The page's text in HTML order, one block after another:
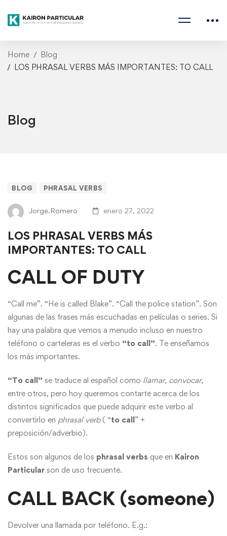
Home
Blog
LOS PHRASAL VERBS MÁS IMPORTANTES: TO CALL
Blog
LOS
PHRASAL
VERBS
MÁS
IMPORTANTES:
TO
CALL
BLOG PHRASAL VERBS
Jorge.Romero enero 27, 2022
LOS PHRASAL VERBS MÁS
IMPORTANTES: TO CALL
CALL OF DUTY
“Call me”. “He is called Blake”. “Call the police station”. Son
algunas de las frases más escuchadas en películas o series. Si
hay una palabra que vemos a menudo incluso en nuestro
teléfono o carteleras es el verbo “to call”. Te enseñamos
los más importantes.
“To call” se traduce al español como llamar, convocar,
entre otros, pero hoy queremos contarte acerca de los
distintos significados que puede adquirir este verbo al
convertirlo en phrasal verb( “to call” +
preposición/adverbio).
Estos son algunos de los phrasal verbs que en Kairon
Particular son de uso frecuente.
CALL BACK (someone)
Devolver una llamada por teléfono. E.g.: